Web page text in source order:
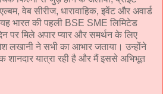
वेब सीरीज, धारावाहिक, इवेंट और अवार्ड
भारत की पहली BSE SME लिमिटेड
पर मिले अपार प्यार और समर्थन के लिए
लखानी ने सभी का आभार जताया। उन्होंने
शानदार यात्रा रही है और मैं इससे अभिभूत